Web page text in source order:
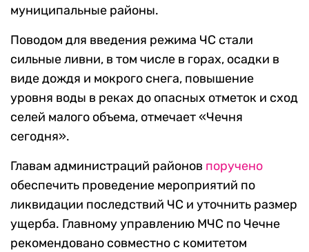
муниципальные районы.
Поводом для введения режима ЧС стали
сильные ливни, в том числе в горах, осадки в
виде дождя и мокрого снега, повышение
уровня воды в реках до опасных отметок и сход
селей малого объема, отмечает «Чечня
сегодня».
Главам администраций районов поручено
обеспечить проведение мероприятий по
ликвидации последствий ЧС и уточнить размер
ущерба. Главному управлению МЧС по Чечне
рекомендовано совместно с комитетом